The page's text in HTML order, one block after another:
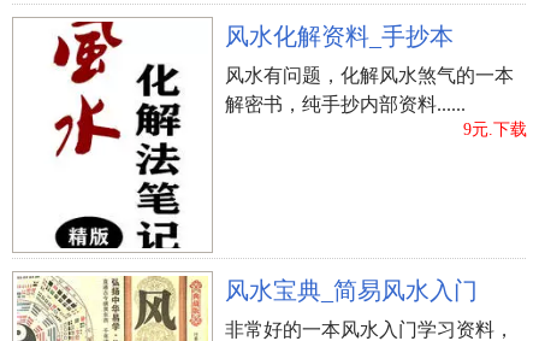
风水化解资料_手抄本
风水有问题，化解风水煞气的一本
解密书，纯手抄内部资料......
9元.下载
风水宝典_简易风水入门
非常好的一本风水入门学习资料，